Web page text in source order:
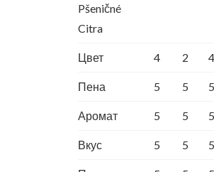
Pšeničné
Citra
Цвет 4 2 4
Пена 5 5 5
Аромат 5 5 5
Вкус 5 5 5